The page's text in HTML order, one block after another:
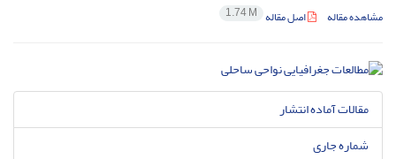
مشاهده مقاله اصل مقاله 1.74 M
مقالات آماده انتشار
شماره جاری